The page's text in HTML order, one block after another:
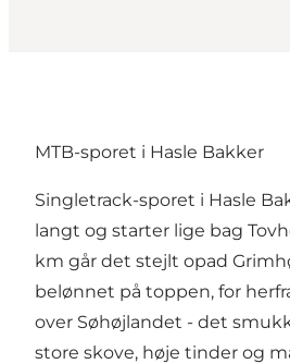
MTB-sporet i Hasle Bakker
Singletrack-sporet i Hasle
langt og starter lige bag
km går det stejlt opad
belønnet på toppen, for
over Søhøjlandet - det
store skove, høje tinder og